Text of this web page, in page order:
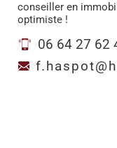
conseiller en
optimiste !
06 64 27 62